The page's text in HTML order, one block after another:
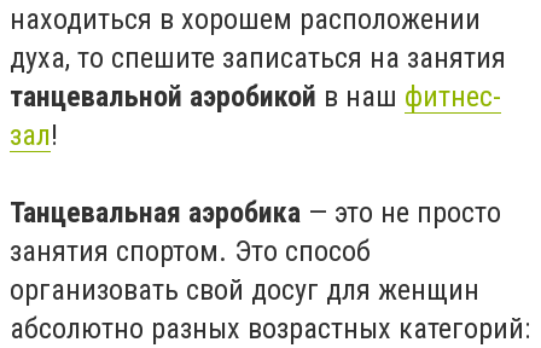
находиться в хорошем расположении
духа, то спешите записаться на занятия
танцевальной аэробикой в наш фитнес-
зал!
Танцевальная аэробика — это не просто
занятия спортом. Это способ
организовать свой досуг для женщин
абсолютно разных возрастных категорий: